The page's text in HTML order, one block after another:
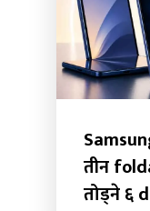
तीन
तोड्ने ६